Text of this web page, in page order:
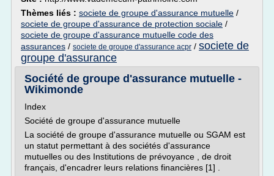
Thèmes liés : societe de groupe d'assurance mutuelle /
societe de groupe d'assurance de protection sociale /
societe de groupe d'assurance mutuelle code des
assurances / societe de groupe d'assurance acpr / societe de
groupe d'assurance
Société de groupe d'assurance mutuelle -
Wikimonde
Index
Société de groupe d'assurance mutuelle
La société de groupe d'assurance mutuelle ou SGAM est
un statut permettant à des sociétés d'assurance
mutuelles ou des Institutions de prévoyance , de droit
français, d'encadrer leurs relations financières [1] .